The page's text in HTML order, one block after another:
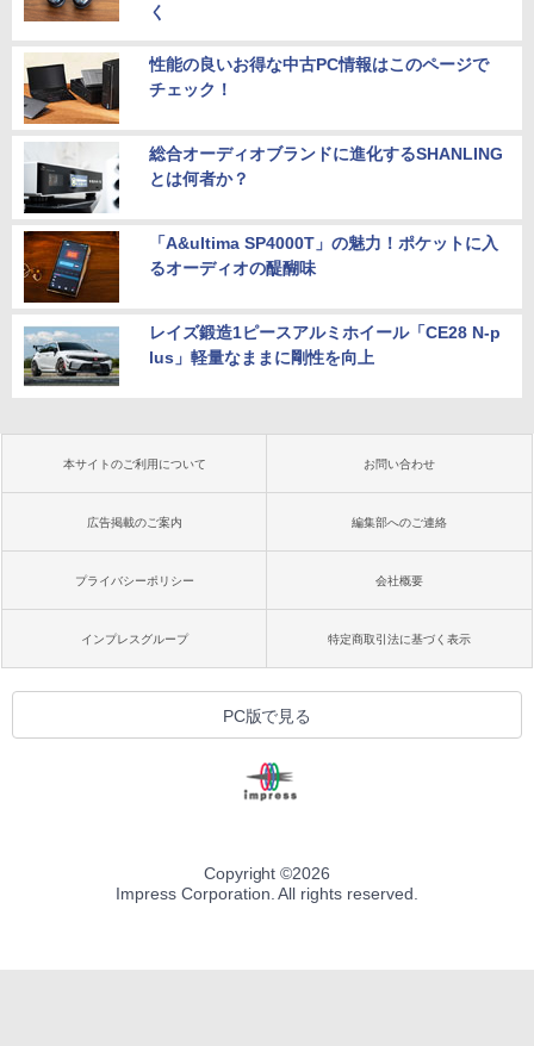
く
性能の良いお得な中古PC情報はこのページで
チェック！
総合オーディオブランドに進化するSHANLING
とは何者か？
「A&ultima SP4000T」の魅力！ポケットに入
るオーディオの醍醐味
レイズ鍛造1ピースアルミホイール「CE28 N-p
lus」軽量なままに剛性を向上
本サイトのご利用について お問い合わせ
広告掲載のご案内 編集部へのご連絡
プライバシーポリシー 会社概要
インプレスグループ 特定商取引法に基づく表示
PC版で見る
Copyright ©2026
Impress Corporation. All rights reserved.